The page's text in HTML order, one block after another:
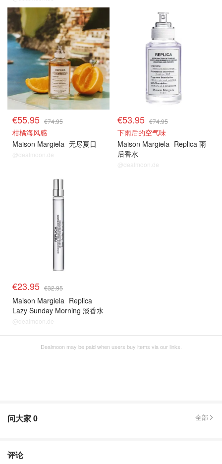
€55.95 €74.95
柑橘海风感
Maison Margiela 无尽夏日
@dealmoon.de
€53.95 €74.95
下雨后的空气味
Maison Margiela Replica 雨
后香水
@dealmoon.de
€23.95 €32.95
Maison Margiela Replica
Lazy Sunday Morning 淡香水
@dealmoon.de
Dealmoon may be paid when users buy items via our links.
问大家0 全部
评论